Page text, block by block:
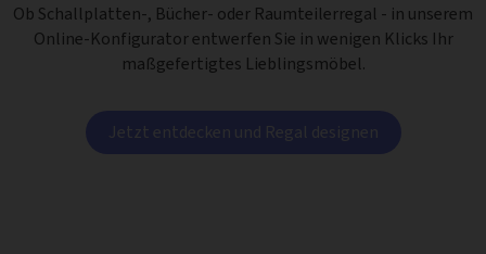
Ob Schallplatten-, Bücher- oder Raumteilerregal - in unserem
Online-Konfigurator entwerfen Sie in wenigen Klicks Ihr
maßgefertigtes Lieblingsmöbel.
Jetzt entdecken und Regal designen